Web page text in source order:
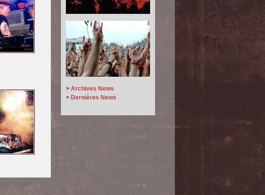
> Archives News
> Dernières News